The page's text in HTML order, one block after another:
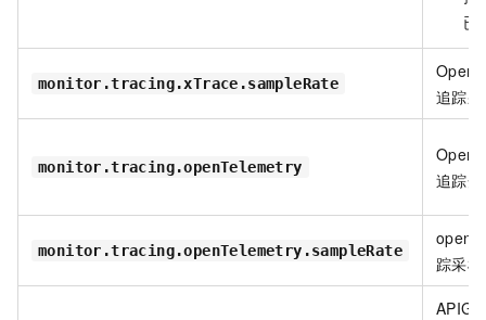
已
monitor.tracing.xTrace.sampleRate
追踪
monitor.tracing.openTelemetry
追踪
monitor.tracing.openTelemetry.sampleRate
踪采
APIG